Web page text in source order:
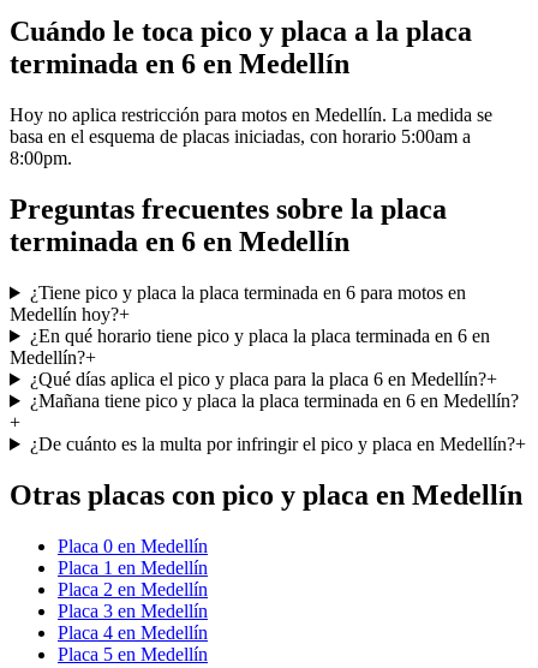
Cuándo le toca pico y placa a la placa
terminada en 6 en Medellín
Hoy no aplica restricción para motos en Medellín. La medida se
basa en el esquema de placas iniciadas, con horario 5:00am a
8:00pm.
Preguntas frecuentes sobre la placa
terminada en 6 en Medellín
¿Tiene pico y placa la placa terminada en 6 para motos en
Medellín hoy?+
¿En qué horario tiene pico y placa la placa terminada en 6 en
Medellín?+
¿Qué días aplica el pico y placa para la placa 6 en Medellín?+
¿Mañana tiene pico y placa la placa terminada en 6 en Medellín?
+
¿De cuánto es la multa por infringir el pico y placa en Medellín?+
Otras placas con pico y placa en Medellín
Placa 0 en Medellín
Placa 1 en Medellín
Placa 2 en Medellín
Placa 3 en Medellín
Placa 4 en Medellín
Placa 5 en Medellín